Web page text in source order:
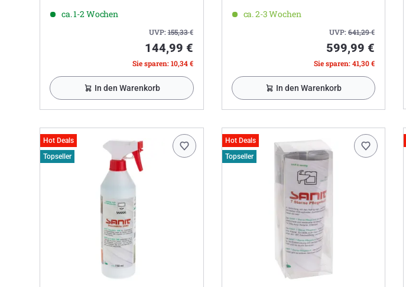
ca. 1-2 Wochen
UVP:155,33€
144,99 €
Sie sparen: 10,34 €
In den Warenkorb
ca. 2-3 Wochen
UVP:641,29€
599,99 €
Sie sparen: 41,30 €
In den Warenkorb
Hot Deals
Topseller
Hot Deals
Topseller